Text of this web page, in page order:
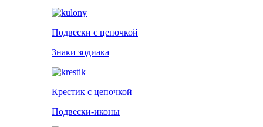
Подвески с цепочкой
Знаки зодиака
Крестик с цепочкой
Подвески-иконы